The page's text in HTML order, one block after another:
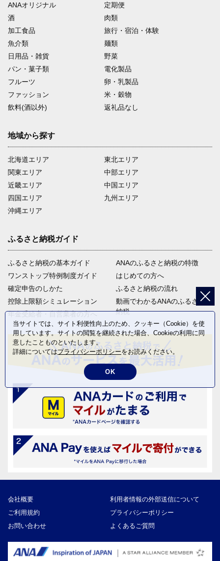
ANAオリジナル
定期便
酒
肉類
加工食品
旅行・宿泊・体験
魚介類
麺類
日用品・雑貨
野菜
パン・菓子類
電化製品
フルーツ
卵・乳製品
ファッション
米・穀物
飲料(酒以外)
返礼品なし
地域から探す
北海道エリア
関東エリア
近畿エリア
四国エリア
沖縄エリア
東北エリア
中部エリア
中国エリア
九州エリア
ふるさと納税ガイド
ふるさと納税の基本ガイド
ワンストップ特例制度ガイド
確定申告のしかた
控除上限額シミュレーション
年金受給者・自営業者の方へ
ANAのふるさと納税の特徴
はじめての方へ
ふるさと納税の流れ
動画でわかるANAのふるさと
納税
会社概要
利用者情報の外部送信について
ご利用規約
プライバシーポリシー
お問い合わせ
よくあるご質問
当サイトでは、サイト利便性向上のため、クッキー（Cookie）を使
用しています。サイトの閲覧を継続された場合、Cookieの利用に同
意したことものといたします。
詳細についてはプライバシーポリシーをお読みください。
OK